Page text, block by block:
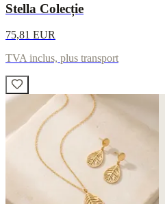
Stella Colecție
75,81 EUR
TVA inclus, plus transport